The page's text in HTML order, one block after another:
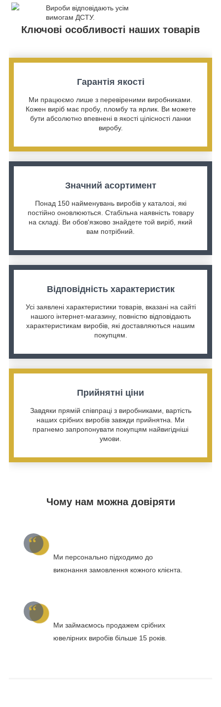
Вироби відповідають усім
вимогам ДСТУ.
Ключові особливості наших товарів
Гарантія якості
Ми працюємо лише з перевіреними виробниками.
Кожен виріб має пробу, пломбу та ярлик. Ви можете
бути абсолютно впевнені в якості цілісності ланки
виробу.
Значний асортимент
Понад 150 найменувань виробів у каталозі, які
постійно оновлюються. Стабільна наявність товару
на складі. Ви обов'язково знайдете той виріб, який
вам потрібний.
Відповідність характеристик
Усі заявлені характеристики товарів, вказані на сайті
нашого інтернет-магазину, повністю відповідають
характеристикам виробів, які доставляються нашим
покупцям.
Прийнятні ціни
Завдяки прямій співпраці з виробниками, вартість
наших срібних виробів завжди прийнятна. Ми
прагнемо запропонувати покупцям найвигідніші
умови.
Чому нам можна довіряти
Ми персонально підходимо до
виконання замовлення кожного клієнта.
Ми займаємось продажем срібних
ювелірних виробів більше 15 років.